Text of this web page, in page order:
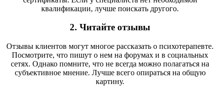
квалификации, лучше поискать другого.
2. Читайте отзывы
Отзывы клиентов могут многое рассказать о психотерапевте.
Посмотрите, что пишут о нем на форумах и в социальных
сетях. Однако помните, что не всегда можно полагаться на
субъективное мнение. Лучше всего опираться на общую
картину.